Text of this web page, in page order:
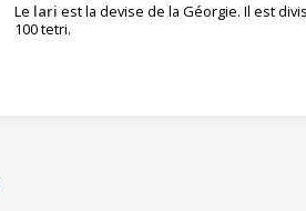
Le lari est la devise de la Géorgie. Il est
100 tetri.